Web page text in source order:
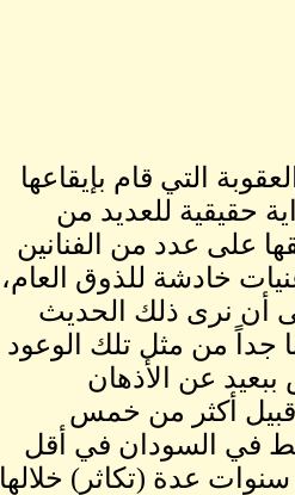
التي قام بإيقاعها
حقيقية للعديد من
على عدد من الفنانين
خادشة للذوق العام،
أن نرى ذلك الحديث
جداً من مثل تلك الوعود
عن الأذهان
أكثر من خمس
في السودان في أقل
عدة (تكاثر) خلالها